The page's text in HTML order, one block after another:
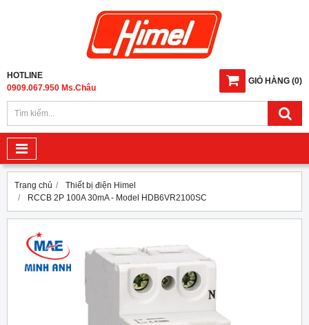
GIỎ HÀNG (0)
HOTLINE
0909.067.950 Ms.Châu
Trang chủ
Thiết bị điện Himel
RCCB 2P 100A 30mA - Model HDB6VR2100SC